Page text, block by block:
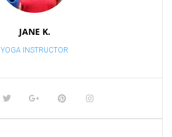
JANE K.
YOGA INSTRUCTOR